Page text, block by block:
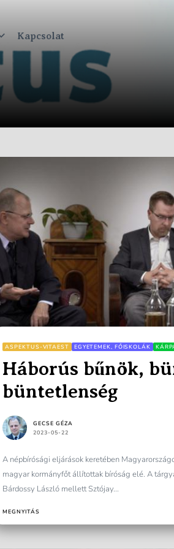
Kapcsolat
ASPEKTUS-VITAEST EGYETEMEK, FŐISKOLÁK
Háborús bűnök,
büntetlenség
GECSE GÉZA
2023-05-22
A népbírósági eljárások keretében
magyar kormányfőt állítottak bíróság elé. A
Bárdossy László mellett Sztójay...
MEGNYITÁS